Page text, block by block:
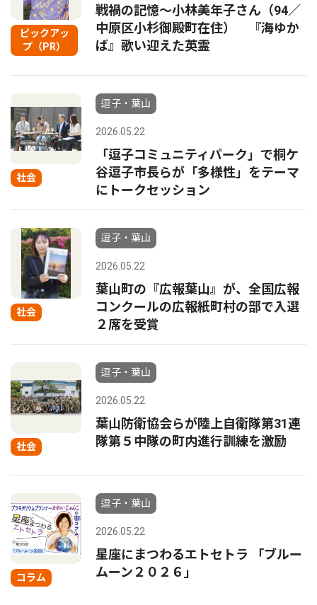
ピックアッ
プ（PR）
戦禍の記憶〜小林美年子さん（94／
中原区小杉御殿町在住） 『海ゆか
ば』歌い迎えた英霊
社会
逗子・葉山
2026.05.22
「逗子コミュニティパーク」で桐ケ
谷逗子市長らが「多様性」をテーマ
にトークセッション
社会
逗子・葉山
2026.05.22
葉山町の『広報葉山』が、全国広報
コンクールの広報紙町村の部で入選
２席を受賞
社会
逗子・葉山
2026.05.22
葉山防衛協会らが陸上自衛隊第31連
隊第５中隊の町内進行訓練を激励
コラム
逗子・葉山
2026.05.22
星座にまつわるエトセトラ 「ブルー
ムーン２０２６」